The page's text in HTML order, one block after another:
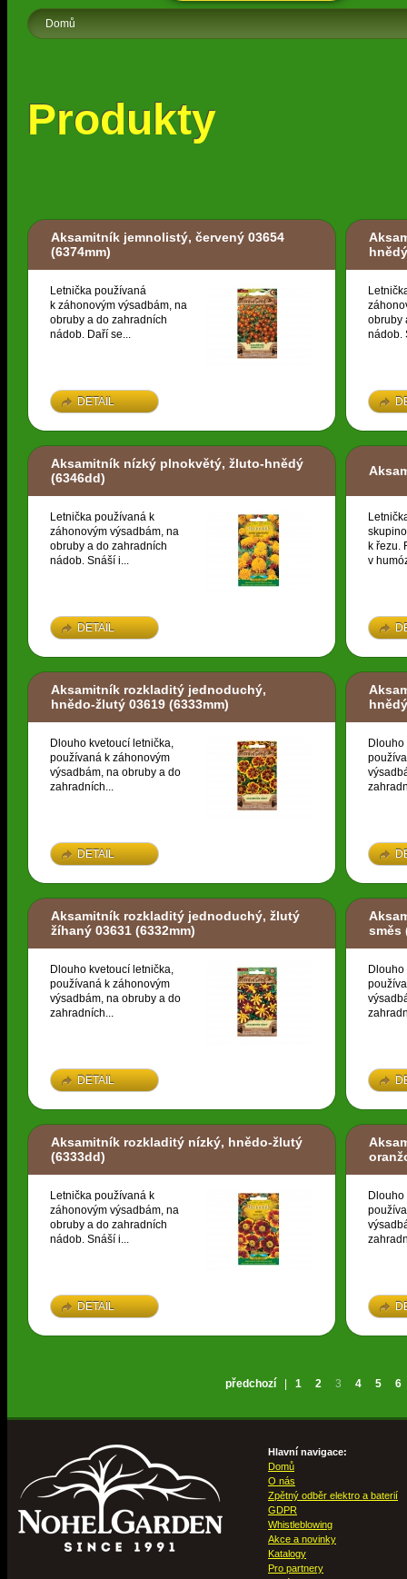
Domů
Produkty
Aksamitník jemnolistý, červený 03654
(6374mm)
Letnička používaná
k záhonovým výsadbám, na
obruby a do zahradních
nádob. Daří se...
DETAIL
hnědý
obruby
nádob.
Aksamitník nízký plnokvětý, žluto-hnědý
(6346dd)
Letnička používaná k
záhonovým výsadbám, na
obruby a do zahradních
nádob. Snáší i...
DETAIL
k řezu.
v
Aksamitník rozkladitý jednoduchý,
hnědo-žlutý 03619 (6333mm)
Dlouho kvetoucí letnička,
používaná k záhonovým
výsadbám, na obruby a do
zahradních...
DETAIL
Aksamitník rozkladitý jednoduchý, žlutý
žíhaný 03631 (6332mm)
Dlouho kvetoucí letnička,
používaná k záhonovým
výsadbám, na obruby a do
zahradních...
DETAIL
směs
Aksamitník rozkladitý nízký, hnědo-žlutý
(6333dd)
Letnička používaná k
záhonovým výsadbám, na
obruby a do zahradních
nádob. Snáší i...
DETAIL
předchozí 1 2 3 4 5 6
Hlavní navigace:
Domů
O nás
Zpětný odběr elektro a baterií
GDPR
Whistleblowing
Akce a novinky
Katalogy
Pro partnery